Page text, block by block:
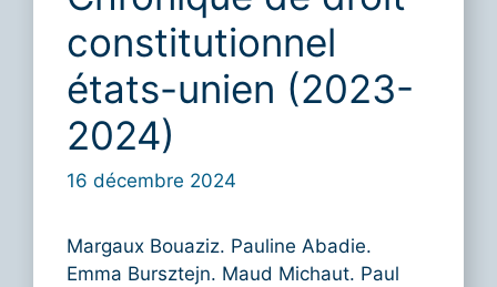
constitutionnel
états-unien (2023-
2024)
16 décembre 2024
Margaux Bouaziz. Pauline Abadie.
Emma Bursztejn. Maud Michaut. Paul